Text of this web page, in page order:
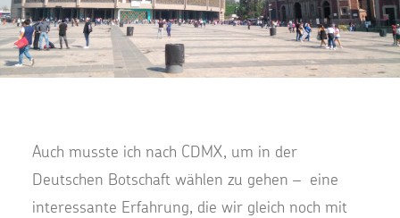
Auch musste ich nach CDMX, um in der
Deutschen Botschaft wählen zu gehen – eine
interessante Erfahrung, die wir gleich noch mit